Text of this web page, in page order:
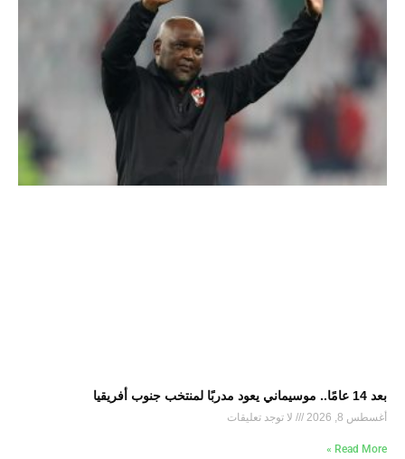
بعد 14 عامًا.. موسيماني يعود مدربًا لمنتخب جنوب أفريقيا
أغسطس 8, 2026 لا توجد تعليقات
Read More »